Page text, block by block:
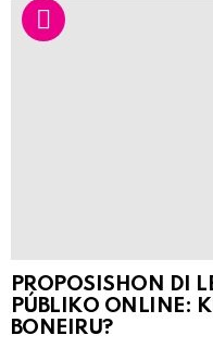
PROPOSISHON DI
PÚBLIKO ONLINE:
BONEIRU?